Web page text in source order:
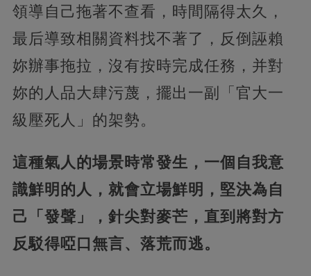
領導自己拖著不查看，時間隔得太久，
最后導致相關資料找不著了，反倒誣賴
妳辦事拖拉，沒有按時完成任務，并對
妳的人品大肆污蔑，擺出一副「官大一
級壓死人」的架勢。
這種氣人的場景時常發生，一個自我意
識鮮明的人，就會立場鮮明，堅決為自
己「發聲」，針尖對麥芒，直到將對方
反駁得啞口無言、落荒而逃。